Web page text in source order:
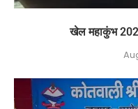
खेल महाकुंभ